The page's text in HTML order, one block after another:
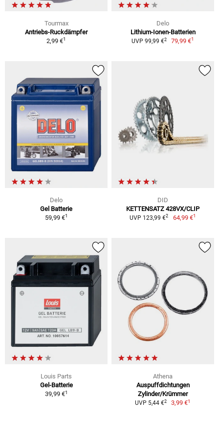
Tourmax
Antriebs-Ruckdämpfer
2,99 €1
Delo
Lithium-Ionen-Batterien
UVP 99,99 €2 79,99 €1
Delo
Gel Batterie
59,99 €1
DID
KETTENSATZ 428VX/CLIP
UVP 123,99 €2 64,99 €1
Louis Parts
Gel-Batterie
39,99 €1
Athena
Auspuffdichtungen
Zylinder/Krümmer
UVP 5,44 €2 3,99 €1